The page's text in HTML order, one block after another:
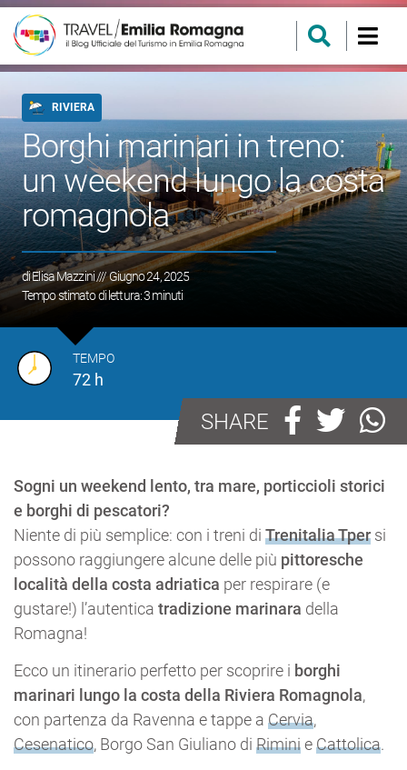
RIVIERA
Borghi marinari in treno:
un weekend lungo la costa
romagnola
diElisa Mazzini/// Giugno 24, 2025
Tempo stimato di lettura:3minuti
TEMPO
72 h
SHARE
Sogni un weekend lento, tra mare, porticcioli storici
e borghi di pescatori?
Niente di più semplice: con i treni di Trenitalia Tper si
possono raggiungere alcune delle più pittoresche
località della costa adriatica per respirare (e
gustare!) l’autentica tradizione marinara della
Romagna!
Ecco un itinerario perfetto per scoprire i borghi
marinari lungo la costa della Riviera Romagnola,
con partenza da Ravenna e tappe a Cervia,
Cesenatico, Borgo San Giuliano di RiminieCattolica.